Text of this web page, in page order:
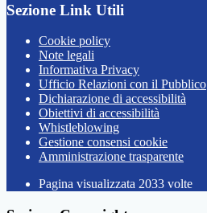
Sezione Link Utili
Cookie policy
Note legali
Informativa Privacy
Ufficio Relazioni con il Pubblico
Dichiarazione di accessibilità
Obiettivi di accessibilità
Whistleblowing
Gestione consensi cookie
Amministrazione trasparente
Pagina visualizzata 2033 volte